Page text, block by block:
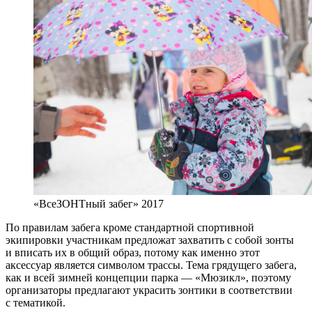
«ВсеЗОНТный забег» 2017
По правилам забега кроме стандартной спортивной
экипировки участникам предложат захватить с собой зонты
и вписать их в общий образ, потому как именно этот
аксессуар является символом трассы. Тема грядущего забега,
как и всей зимней концепции парка — «Мюзикл», поэтому
организаторы предлагают украсить зонтики в соответствии
с тематикой.